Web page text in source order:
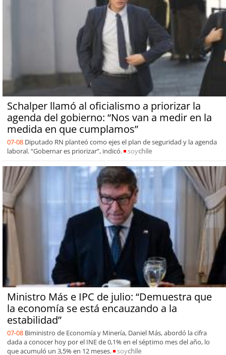
Schalper llamó al oficialismo a priorizar la
agenda del gobierno: “Nos van a medir en la
medida en que cumplamos”
07-08 Diputado RN planteó como ejes el plan de seguridad y la agenda
laboral. “Gobernar es priorizar”, indicó.
soychile
Ministro Más e IPC de julio: “Demuestra que
la economía se está encauzando a la
estabilidad”
07-08 Biministro de Economía y Minería, Daniel Más, abordó la cifra
dada a conocer hoy por el INE de 0,1% en el séptimo mes del año, lo
que acumuló un 3,5% en 12 meses.
soychile